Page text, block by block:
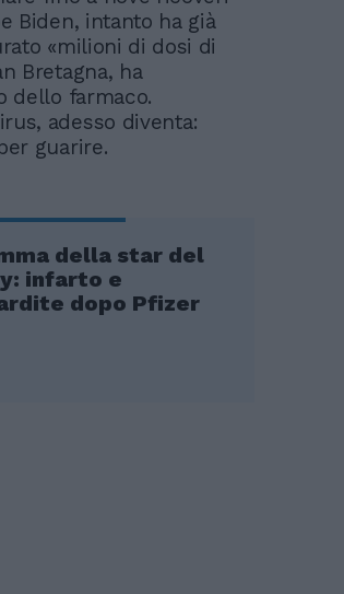
Biden, intanto ha già
«milioni di dosi di
Bretagna, ha
dello farmaco.
adesso diventa:
guarire.
della star del
infarto e
dopo Pfizer